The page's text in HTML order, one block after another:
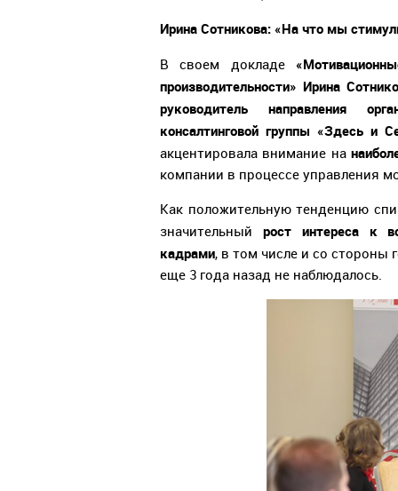
Ирина Сотникова: «На что мы
В своем докладе
производительности» Ирина
руководитель направления
консалтинговой группы «Здесь и
акцентировала внимание на
компании в процессе управления
Как положительную тенденцию
значительный рост интереса к
кадрами, в том числе и со стороны
еще 3 года назад не наблюдалось.